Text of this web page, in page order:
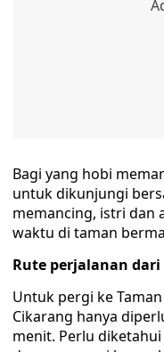
Bagi yang hobi
untuk dikunjungi
memancing, istri dan
waktu di taman
Rute perjalanan dari
Untuk pergi ke
Cikarang hanya
menit. Perlu